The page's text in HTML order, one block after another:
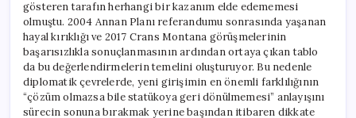
gösteren tarafın herhangi bir kazanım elde edememesi
olmuştu. 2004 Annan Planı referandumu sonrasında yaşanan
hayal kırıklığı ve 2017 Crans Montana görüşmelerinin
başarısızlıkla sonuçlanmasının ardından ortaya çıkan tablo
da bu değerlendirmelerin temelini oluşturuyor. Bu nedenle
diplomatik çevrelerde, yeni girişimin en önemli farklılığının
“çözüm olmazsa bile statükoya geri dönülmemesi” anlayışını
sürecin sonuna bırakmak yerine başından itibaren dikkate